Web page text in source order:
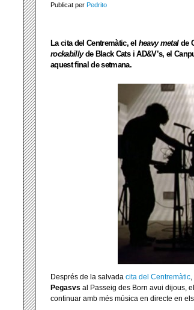
Publicat per Pedrito
La cita del Centremàtic, el heavy metalde
rockabillyde Black Cats i AD&V’s, el
aquest final de setmana.
Després de la salvada cita del Centremàtic
Pegasvs al Passeig des Born avui dijous,
continuar amb més música en directe en